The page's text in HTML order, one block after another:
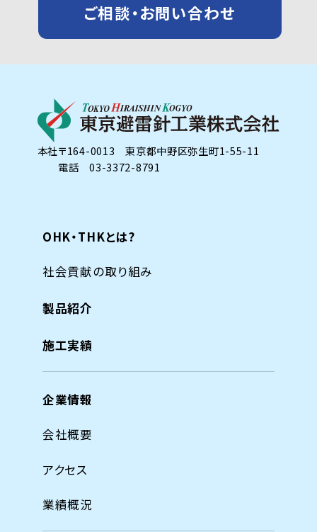
ご相談・お問い合わせ
本社〒164-0013 東京都中野区弥生町1-55-11
電話 03-3372-8791
OHK・THKとは?
社会貢献の取り組み
製品紹介
施工実績
企業情報
会社概要
アクセス
業績概況